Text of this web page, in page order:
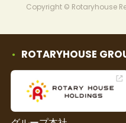
Copyright © Rotaryhouse
ROTARYHOUSE